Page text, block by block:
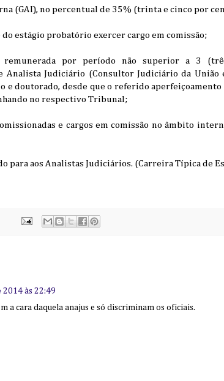
(GAI), no percentual de 35% (trinta e cinco por
estágio probatório exercer cargo em comissão;
por período não superior a 3
Analista Judiciário (Consultor Judiciário da União
e doutorado, desde que o referido aperfeiçoamento
no respectivo Tribunal;
e cargos em comissão no âmbito
para aos Analistas Judiciários. (Carreira Típica de
2014 às 22:49
a cara daquela anajus e só discriminam os oficiais.